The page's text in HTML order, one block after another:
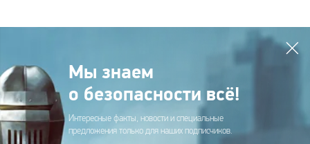
Мы знаем
о безопасности всё!
Интересные факты, новости и специальные
предложения только для наших подписчиков.